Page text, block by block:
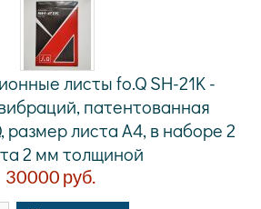
листы fo.Q SH-21K -
патентованная
размер листа A4, в наборе 2
2 мм толщиной
30000 руб.